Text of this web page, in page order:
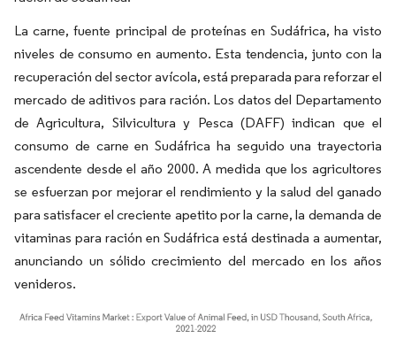
La carne, fuente principal de proteínas en Sudáfrica, ha visto
niveles de consumo en aumento. Esta tendencia, junto con la
recuperación del sector avícola, está preparada para reforzar el
mercado de aditivos para ración. Los datos del Departamento
de Agricultura, Silvicultura y Pesca (DAFF) indican que el
consumo de carne en Sudáfrica ha seguido una trayectoria
ascendente desde el año 2000. A medida que los agricultores
se esfuerzan por mejorar el rendimiento y la salud del ganado
para satisfacer el creciente apetito por la carne, la demanda de
vitaminas para ración en Sudáfrica está destinada a aumentar,
anunciando un sólido crecimiento del mercado en los años
venideros.